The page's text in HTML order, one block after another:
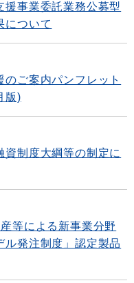
援事業委託業務公募型
について
ご案内パンフレット
版)
制度大綱等の制定に
等による新事業分野
ル発注制度」認定製品